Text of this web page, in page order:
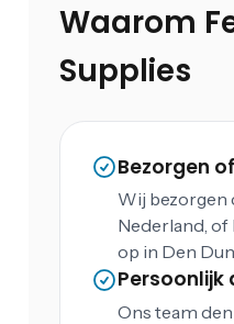
Waarom
Supplies
Bezorgen
Wij bezorgen
Nederland, of
op in Den
Persoonlijk
Ons team